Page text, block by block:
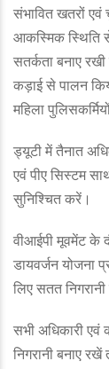
संभावित खतरों एवं
आकस्मिक स्थिति
सतर्कता बनाए
कड़ाई से पालन
महिला
ड्यूटी में तैनात
एवं पीए सिस्टम
सुनिश्चित करें।
वीआईपी मूवमेंट के
डायवर्जन योजना
लिए सतत
सभी अधिकारी एवं
निगरानी बनाए